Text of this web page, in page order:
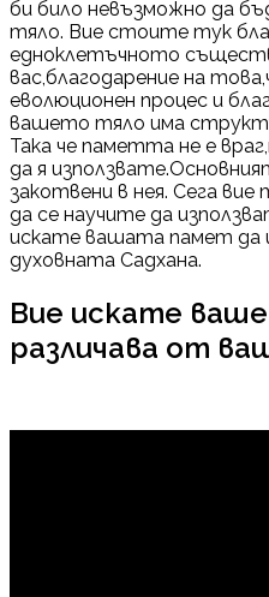
би било невъзможно да
тяло. Вие стоите тук
едноклетъчното
вас,благодарение на
еволюционен процес и
вашето тяло има
Така че паметта не е
да я
закотвени в нея. Сега
да се научите да
искате вашата памет да
духовната Садхана.
Вие искате
различава от